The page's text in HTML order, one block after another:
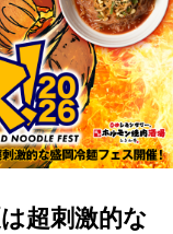
超刺激的な